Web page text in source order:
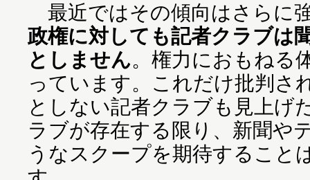
最近ではその傾向はさらに
政権に対しても記者クラブは
としません。権力におもねる
っています。これだけ批判さ
としない記者クラブも見上げ
ラブが存在する限り、新聞や
うなスクープを期待すること